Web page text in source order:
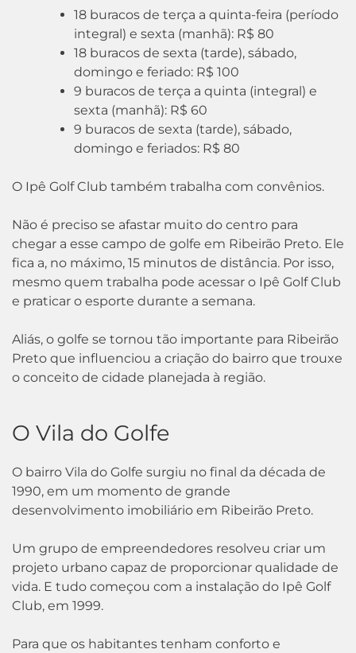
18 buracos de terça a quinta-feira (período
integral) e sexta (manhã): R$ 80
18 buracos de sexta (tarde), sábado,
domingo e feriado: R$ 100
9 buracos de terça a quinta (integral) e
sexta (manhã): R$ 60
9 buracos de sexta (tarde), sábado,
domingo e feriados: R$ 80
O Ipê Golf Club também trabalha com convênios.
Não é preciso se afastar muito do centro para
chegar a esse campo de golfe em Ribeirão Preto. Ele
fica a, no máximo, 15 minutos de distância. Por isso,
mesmo quem trabalha pode acessar o Ipê Golf Club
e praticar o esporte durante a semana.
Aliás, o golfe se tornou tão importante para Ribeirão
Preto que influenciou a criação do bairro que trouxe
o conceito de cidade planejada à região.
O Vila do Golfe
O bairro Vila do Golfe surgiu no final da década de
1990, em um momento de grande
desenvolvimento imobiliário em Ribeirão Preto.
Um grupo de empreendedores resolveu criar um
projeto urbano capaz de proporcionar qualidade de
vida. E tudo começou com a instalação do Ipê Golf
Club, em 1999.
Para que os habitantes tenham conforto e